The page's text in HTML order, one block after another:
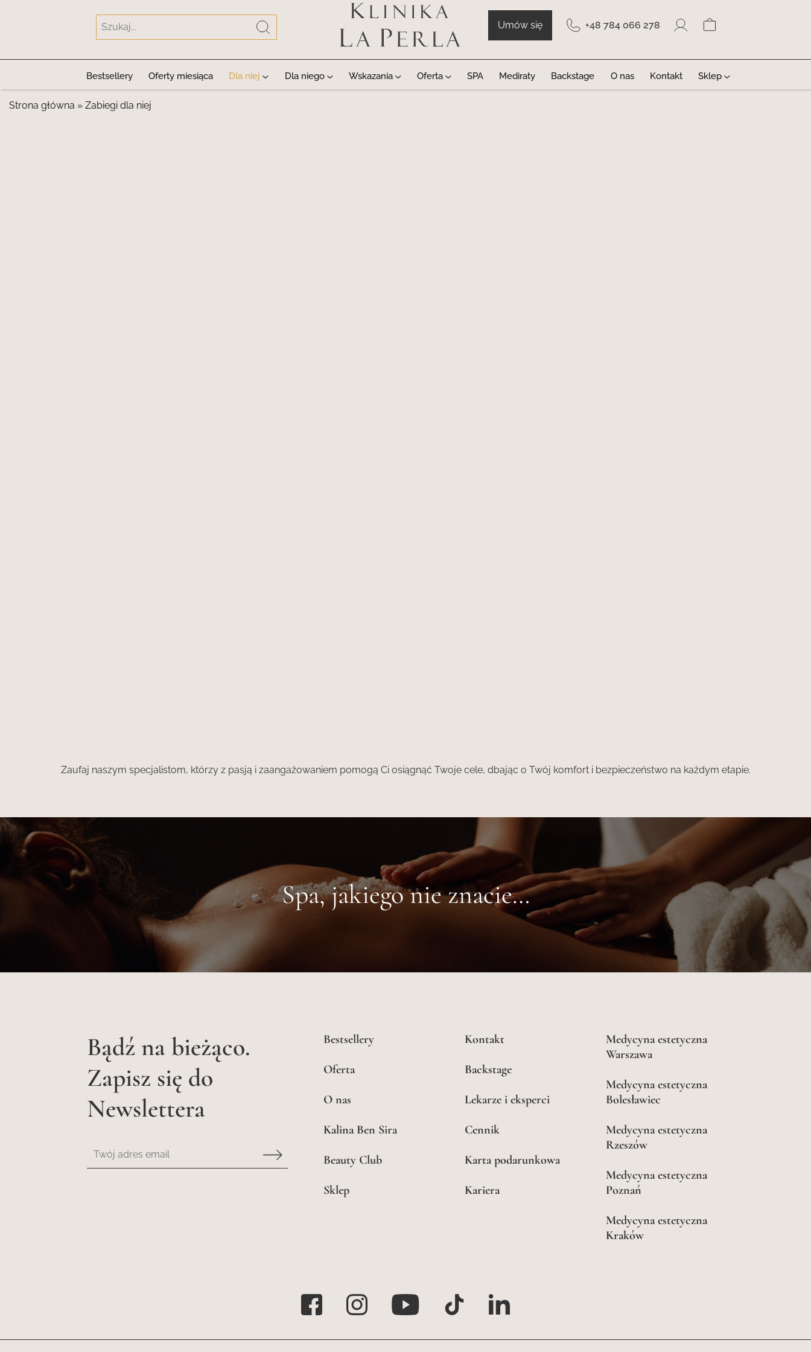
Umów się +48 784 066 278
Bestsellery Oferty miesiąca Dla niej Dla niego Wskazania Oferta SPA Mediraty Backstage O nas Kontakt Sklep
Strona główna » Zabiegi dla niej
Zaufaj naszym specjalistom, którzy z pasją i zaangażowaniem pomogą Ci osiągnąć Twoje cele, dbając o Twój komfort i bezpieczeństwo na każdym etapie.
Spa, jakiego nie znacie…
Bądź na bieżąco.
Zapisz się do
Newslettera
Bestsellery
Oferta
O nas
Kalina Ben Sira
Beauty Club
Sklep
Kontakt
Backstage
Lekarze i eksperci
Cennik
Karta podarunkowa
Kariera
Medycyna estetyczna
Warszawa
Medycyna estetyczna
Bolesławiec
Medycyna estetyczna
Rzeszów
Medycyna estetyczna
Poznań
Medycyna estetyczna
Kraków